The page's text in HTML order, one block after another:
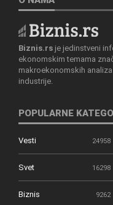
Biznis.rs je jedinstveni
ekonomskim temama
makroekonomskih
industrije.
POPULARNE
Vesti 24958
Svet 16298
Biznis 9262